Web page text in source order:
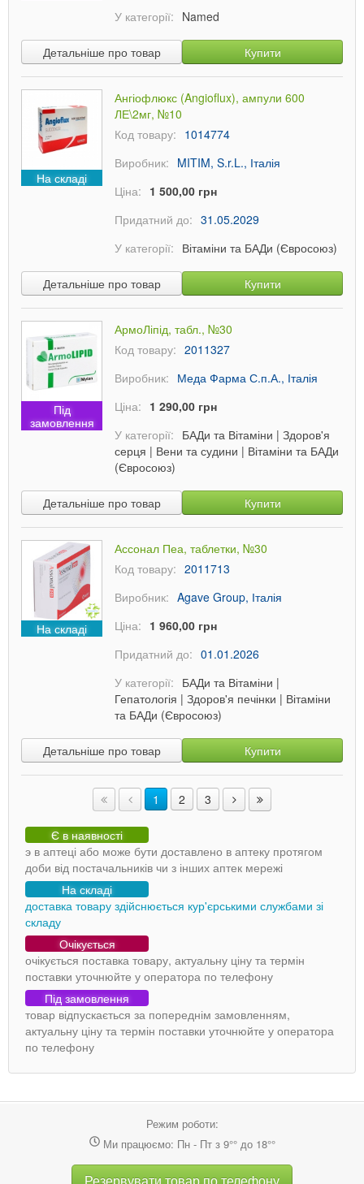
У категорії: Named
Детальніше про товар Купити
На складі
Ангіофлюкс (Angioflux), ампули 600
ЛЕ\2мг, №10
Код товару: 1014774
Виробник: MITIM, S.r.L., Італія
Ціна: 1 500,00 грн
Придатний до: 31.05.2029
У категорії: Вітаміни та БАДи (Євросоюз)
Детальніше про товар Купити
Під
замовлення
АрмоЛіпід, табл., №30
Код товару: 2011327
Виробник: Меда Фарма С.п.А., Італія
Ціна: 1 290,00 грн
У категорії: БАДи та Вітаміни | Здоров'я
серця | Вени та судини | Вітаміни та БАДи
(Євросоюз)
Детальніше про товар Купити
На складі
Ассонал Пеа, таблетки, №30
Код товару: 2011713
Виробник: Agave Group, Італія
Ціна: 1 960,00 грн
Придатний до: 01.01.2026
У категорії: БАДи та Вітаміни |
Гепатологія | Здоров'я печінки | Вітаміни
та БАДи (Євросоюз)
Детальніше про товар Купити
1 2 3
Є в наявності
э в аптеці або може бути доставлено в аптеку протягом
доби від постачальників чи з інших аптек мережі
На складі
доставка товару здійснюється кур'єрськими службами зі
складу
Очікується
очікується поставка товару, актуальну ціну та термін
поставки уточнюйте у оператора по телефону
Під замовлення
товар відпускається за попереднім замовленням,
актуальну ціну та термін поставки уточнюйте у оператора
по телефону
Режим роботи:
Ми працюємо: Пн - Пт з 9°° до 18°°